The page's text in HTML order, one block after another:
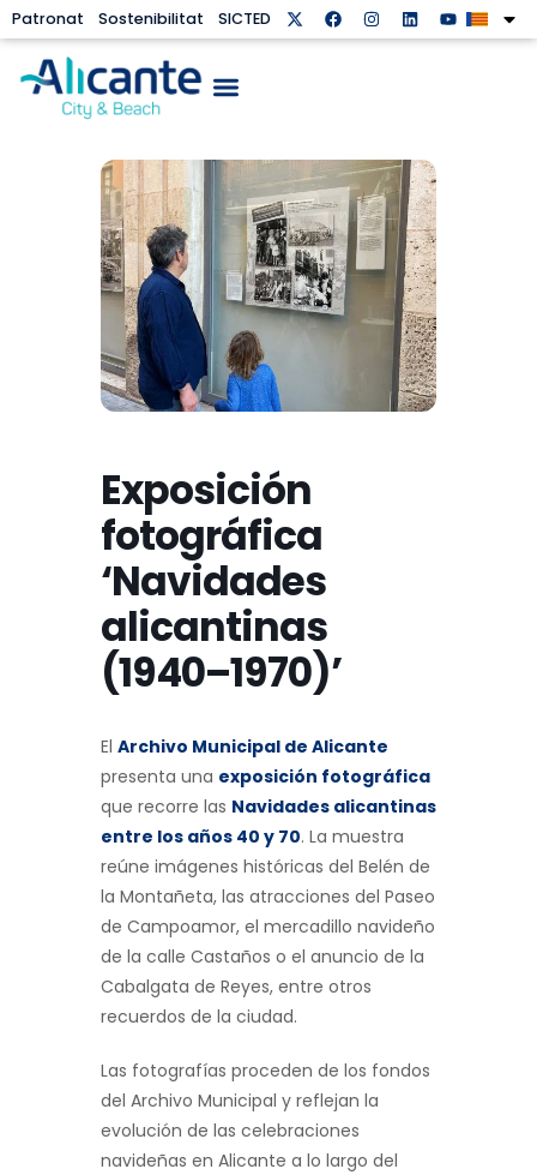
Patronat Sostenibilitat SICTED
Exposición
fotográfica
‘Navidades
alicantinas
(1940–1970)’
El Archivo Municipal de Alicante
presenta una exposición fotográfica
que recorre las Navidades alicantinas
entre los años 40 y 70. La muestra
reúne imágenes históricas del Belén de
la Montañeta, las atracciones del Paseo
de Campoamor, el mercadillo navideño
de la calle Castaños o el anuncio de la
Cabalgata de Reyes, entre otros
recuerdos de la ciudad.
Las fotografías proceden de los fondos
del Archivo Municipal y reflejan la
evolución de las celebraciones
navideñas en Alicante a lo largo del